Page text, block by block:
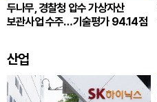
두나무, 경찰청 압수 가상자산
보관사업 수주…기술평가 94.14점
산업